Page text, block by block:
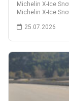
Michelin X-Ice
Michelin X-Ice
25.07.2026